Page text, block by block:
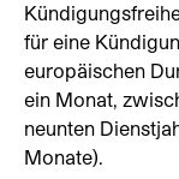
für eine
europäischen
ein Monat,
neunten
Monate).